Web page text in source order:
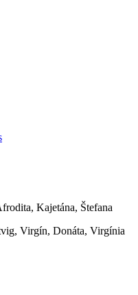
Kajetána, Štefana
Virgín, Donáta, Virgínia